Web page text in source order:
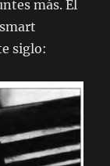
más. El
siglo: